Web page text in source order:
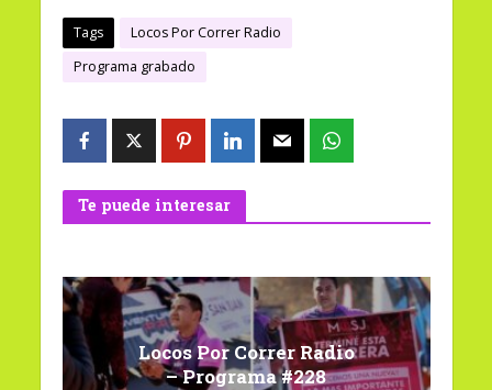
Tags
Locos Por Correr Radio
Programa grabado
Te puede interesar
Locos Por Correr Radio
– Programa #228